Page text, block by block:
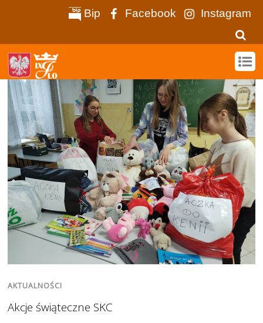
Bip Facebook Instagram
AKTUALNOŚCI
Akcje świąteczne SKC